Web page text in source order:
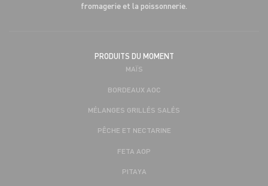
fromagerie et la poissonnerie.
PRODUITS DU MOMENT
MAÏS
BORDEAUX AOC
MÉLANGES GRILLÉS SALÉS
PÊCHE ET NECTARINE
FETA AOP
PITAYA